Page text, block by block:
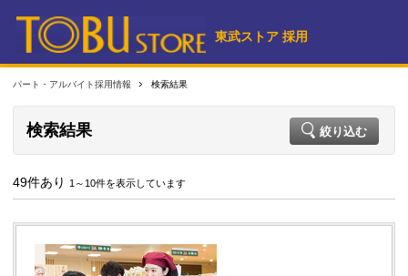
東武ストア 採用
パート・アルバイト採用情報 検索結果
検索結果 絞り込む
49件あり 1～10件を表示しています